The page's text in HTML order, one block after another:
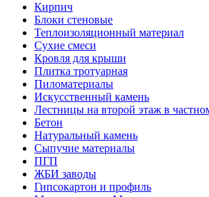
Кирпич
Блоки стеновые
Теплоизоляционный материал
Сухие смеси
Кровля для крыши
Плитка тротуарная
Пиломатериалы
Искусственный камень
Лестницы на второй этаж в
Бетон
Натуральный камень
Сыпучие материалы
ПГП
ЖБИ заводы
Гипсокартон и профиль